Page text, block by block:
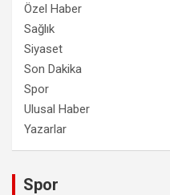
Özel Haber
Sağlık
Siyaset
Son Dakika
Spor
Ulusal Haber
Yazarlar
Spor